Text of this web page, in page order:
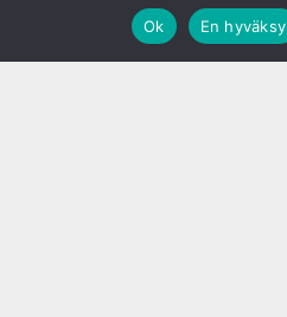
Ok
En hyväksy